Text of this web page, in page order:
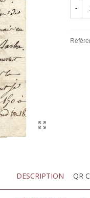
-
DESCRIPTION QR